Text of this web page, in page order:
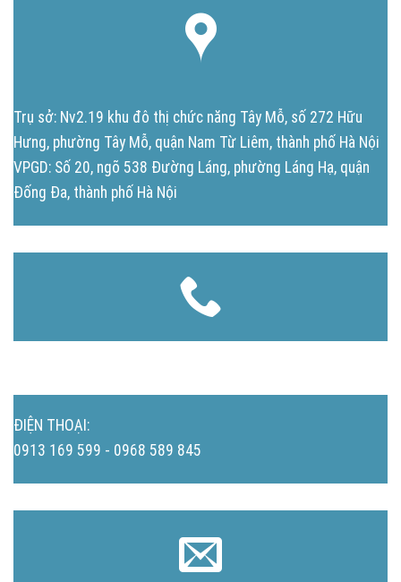
Trụ sở: Nv2.19 khu đô thị chức năng Tây Mỗ, số 272 Hữu
Hưng, phường Tây Mỗ, quận Nam Từ Liêm, thành phố Hà Nội
VPGD: Số 20, ngõ 538 Đường Láng, phường Láng Hạ, quận
Đống Đa, thành phố Hà Nội
ĐIỆN THOẠI:
0913 169 599 - 0968 589 845